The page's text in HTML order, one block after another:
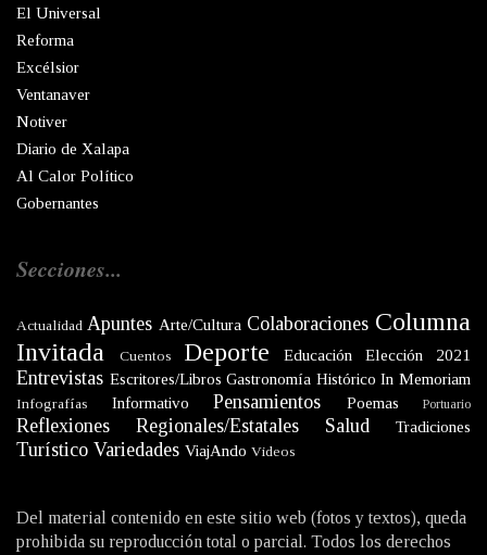
El Universal
Reforma
Excélsior
Ventanaver
Notiver
Diario de Xalapa
Al Calor Político
Gobernantes
Secciones...
Actualidad Apuntes Arte/Cultura Colaboraciones Columna
Invitada
Cuentos Deporte Educación Elección 2021
Entrevistas Escritores/Libros Gastronomía Histórico In Memoriam
Infografías Informativo Pensamientos Poemas Portuario
Reflexiones Regionales/Estatales Salud Tradiciones
Turístico Variedades ViajAndo Videos
Del material contenido en este sitio web (fotos y textos), queda
prohibida su reproducción total o parcial. Todos los derechos